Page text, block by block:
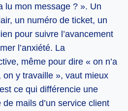
lu mon message ? ». Un
un numéro de ticket, un
pour suivre l’avancement
l’anxiété. La
même pour dire « on n’a
y travaille », vaut mieux
ce qui différencie une
mails d’un service client